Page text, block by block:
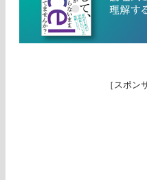
［スポン